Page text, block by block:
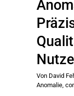
Von David
Anomalie,